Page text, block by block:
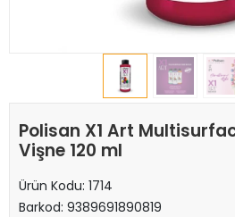
Polisan X1 Art
Vişne 120 ml
Ürün Kodu: 1714
Barkod: 9389691890819